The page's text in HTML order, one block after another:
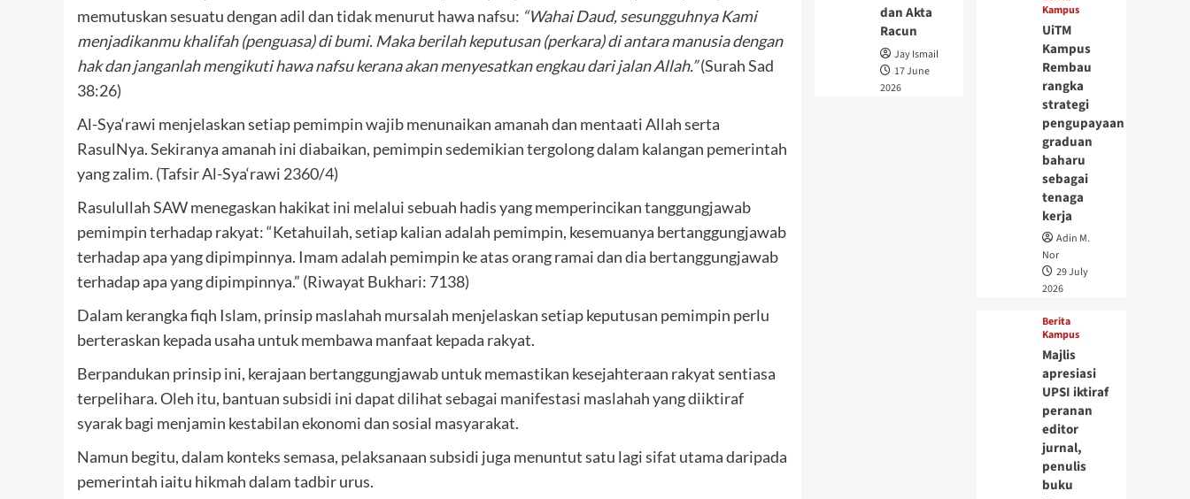
memutuskan sesuatu dengan adil dan tidak menurut hawa nafsu: “Wahai Daud, sesungguhnya Kami
menjadikanmu khalifah (penguasa) di bumi. Maka berilah keputusan (perkara) di antara manusia dengan
hak dan janganlah mengikuti hawa nafsu kerana akan menyesatkan engkau dari jalan Allah.”(Surah Sad
38:26)
Al-Sya‘rawi menjelaskan setiap pemimpin wajib menunaikan amanah dan mentaati Allah serta
RasulNya. Sekiranya amanah ini diabaikan, pemimpin sedemikian tergolong dalam kalangan pemerintah
yang zalim. (Tafsir Al-Sya‘rawi 2360/4)
Rasulullah SAW menegaskan hakikat ini melalui sebuah hadis yang memperincikan tanggungjawab
pemimpin terhadap rakyat: “Ketahuilah, setiap kalian adalah pemimpin, kesemuanya bertanggungjawab
terhadap apa yang dipimpinnya. Imam adalah pemimpin ke atas orang ramai dan dia bertanggungjawab
terhadap apa yang dipimpinnya.” (Riwayat Bukhari: 7138)
Dalam kerangka fiqh Islam, prinsip maslahah mursalah menjelaskan setiap keputusan pemimpin perlu
berteraskan kepada usaha untuk membawa manfaat kepada rakyat.
Berpandukan prinsip ini, kerajaan bertanggungjawab untuk memastikan kesejahteraan rakyat sentiasa
terpelihara. Oleh itu, bantuan subsidi ini dapat dilihat sebagai manifestasi maslahah yang diiktiraf
syarak bagi menjamin kestabilan ekonomi dan sosial masyarakat.
Namun begitu, dalam konteks semasa, pelaksanaan subsidi juga menuntut satu lagi sifat utama daripada
pemerintah iaitu hikmah dalam tadbir urus.
dan Akta
Racun
Jay Ismail
17 June
2026
Kampus
UiTM
Kampus
Rembau
rangka
strategi
pengupayaan
graduan
baharu
sebagai
tenaga
kerja
Adin M.
Nor
29 July
2026
Berita
Kampus
Majlis
apresiasi
UPSI iktiraf
peranan
editor
jurnal,
penulis
buku